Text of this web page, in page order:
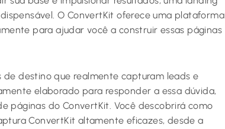
O ConvertKit oferece uma plataforma
para ajudar você a construir essas páginas
destino que realmente capturam leads e
elaborado para responder a essa dúvida,
páginas do ConvertKit. Você descobrirá como
ConvertKit altamente eficazes, desde a